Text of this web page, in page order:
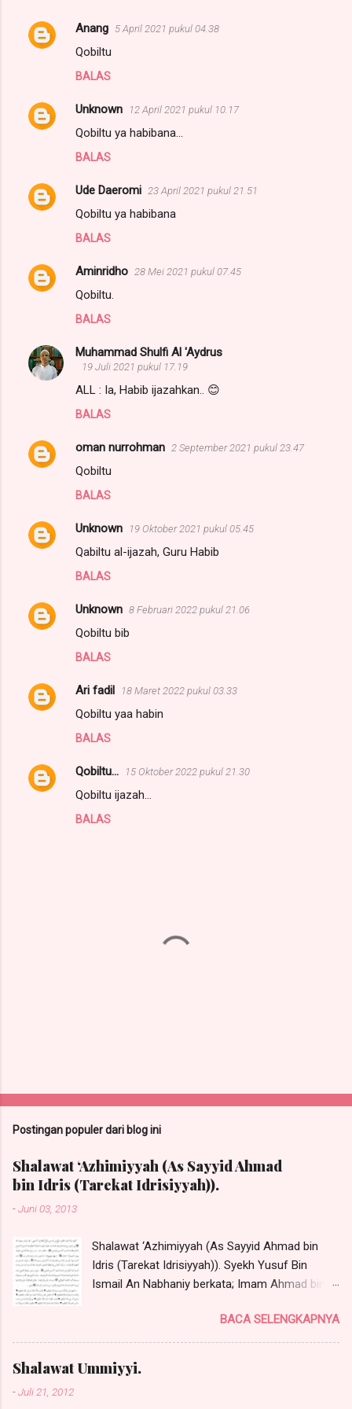
K
e
n
r
Anang 5 April 2021 pukul 04.38
Qobiltu
BALAS
Unknown 12 April 2021 pukul 10.17
Qobiltu ya habibana...
BALAS
Ude Daeromi 23 April 2021 pukul 21.51
Qobiltu ya habibana
BALAS
Aminridho 28 Mei 2021 pukul 07.45
Qobiltu.
BALAS
Muhammad Shulfi Al 'Aydrus
19 Juli 2021 pukul 17.19
ALL : Ia, Habib ijazahkan.. 😊
BALAS
oman nurrohman 2 September 2021 pukul 23.47
Qobiltu
BALAS
Unknown 19 Oktober 2021 pukul 05.45
Qabiltu al-ijazah, Guru Habib
BALAS
Unknown 8 Februari 2022 pukul 21.06
Qobiltu bib
BALAS
Ari fadil 18 Maret 2022 pukul 03.33
Qobiltu yaa habin
BALAS
Qobiltu... 15 Oktober 2022 pukul 21.30
Qobiltu ijazah...
BALAS
t
g
K
m
n
t
a
r
Postingan populer dari blog ini
Shalawat ‘Azhimiyyah (As Sayyid Ahmad
bin Idris (Tarekat Idrisiyyah)).
-Juni 03, 2013
Shalawat ‘Azhimiyyah (As Sayyid Ahmad bin
Idris (Tarekat Idrisiyyah)). Syekh Yusuf Bin
Ismail An Nabhaniy berkata; Imam Ahmad bin
ini dari Rasulullah Shallallahu 'Alaihi wa Sallam
dengan talqin secara langsung tanpa perantara
sebanyak satu kali dan beliau juga ditalqin
secara langsung oleh Sayyidina Khidir 'Alaihis
BACA SELENGKAPNYA
Shalawat Ummiyyi.
-Juli 21, 2012